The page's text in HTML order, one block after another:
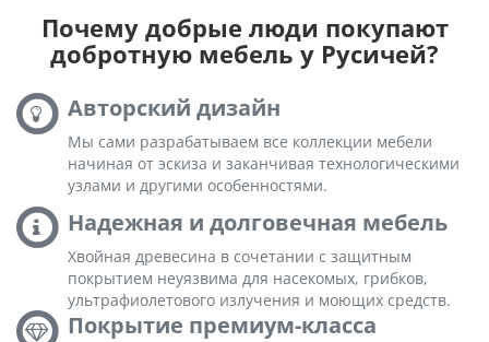
Почему добрые люди покупают
добротную мебель у Русичей?
Авторский дизайн
Мы сами разрабатываем все коллекции мебели
начиная от эскиза и заканчивая технологическими
узлами и другими особенностями.
Надежная и долговечная мебель
Хвойная древесина в сочетании с защитным
покрытием неуязвима для насекомых, грибков,
ультрафиолетового излучения и моющих средств.
Покрытие премиум-класса